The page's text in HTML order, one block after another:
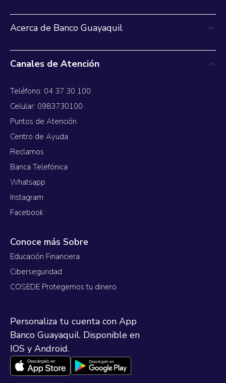
Acerca de Banco Guayaquil
Canales de Atención
Teléfono: 04 37 30 100
Celular: 0983730100
Puntos de Atención
Centro de Ayuda
Reclamos
Banca Telefónica
Whatsapp
Instagram
Facebook
Conoce más Sobre
Educación Financiera
Ciberseguridad
COSEDE Protegemos tu dinero
Personaliza tu cuenta con App
Banco Guayaquil. Disponible en
IOS y Android.